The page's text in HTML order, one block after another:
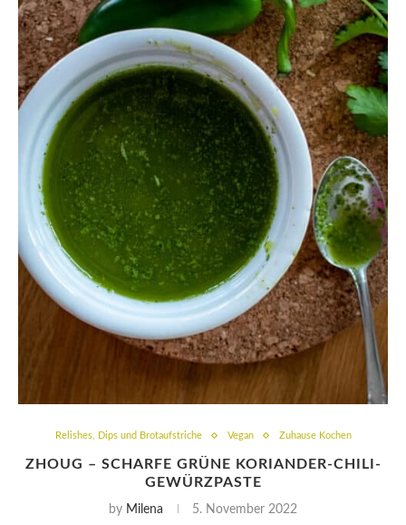
Relishes, Dips und Brotaufstriche Vegan Zuhause Kochen
ZHOUG – SCHARFE GRÜNE KORIANDER-CHILI-
GEWÜRZPASTE
by Milena 5. November 2022